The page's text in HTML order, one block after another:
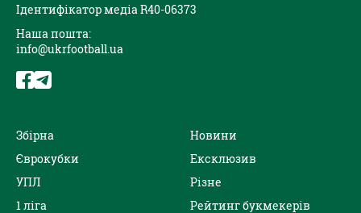
Ідентифікатор медіа R40-06373
Наша пошта:
info@ukrfootball.ua
Збірна
Єврокубки
УПЛ
1 ліга
Новини
Ексклюзив
Різне
Рейтинг букмекерів